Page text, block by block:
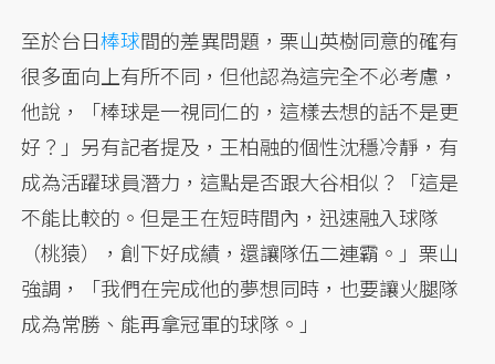
至於台日棒球間的差異問題，栗山英樹同意的確有
很多面向上有所不同，但他認為這完全不必考慮，
他說，「棒球是一視同仁的，這樣去想的話不是更
好？」另有記者提及，王柏融的個性沈穩冷靜，有
成為活躍球員潛力，這點是否跟大谷相似？「這是
不能比較的。但是王在短時間內，迅速融入球隊
（桃猿），創下好成績，還讓隊伍二連霸。」栗山
強調，「我們在完成他的夢想同時，也要讓火腿隊
成為常勝、能再拿冠軍的球隊。」